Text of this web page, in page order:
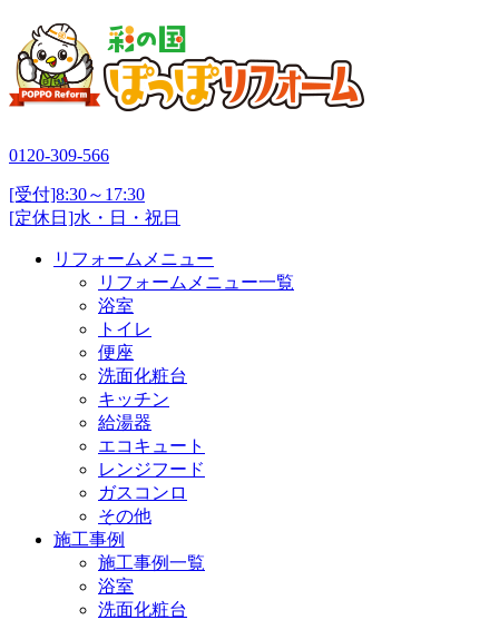
0120-309-566
[受付]8:30～17:30
[定休日]水・日・祝日
リフォームメニュー
リフォームメニュー一覧
浴室
トイレ
便座
洗面化粧台
キッチン
給湯器
エコキュート
レンジフード
ガスコンロ
その他
施工事例
施工事例一覧
浴室
洗面化粧台